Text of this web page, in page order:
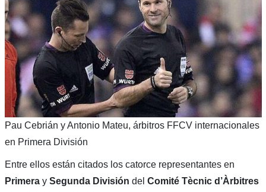
Pau Cebrián y Antonio Mateu, árbitros FFCV internacionales
en Primera División
Entre ellos están citados los catorce representantes en
Primera y Segunda División del Comité Tècnic d’Àrbitres